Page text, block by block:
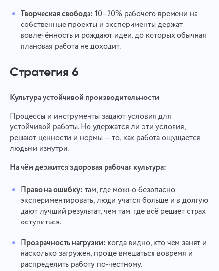
Творческая свобода: 10–20% рабочего времени на
собственные проекты и эксперименты держат
вовлечённость и рождают идеи, до которых обычная
плановая работа не доходит.
Стратегия 6
Культура устойчивой производительности
Процессы и инструменты задают условия для
устойчивой работы. Но удержатся ли эти условия,
решают ценности и нормы — то, как работа ощущается
людьми изнутри.
На чём держится здоровая рабочая культура:
Право на ошибку: там, где можно безопасно
экспериментировать, люди учатся больше и в долгую
дают лучший результат, чем там, где всё решает страх
оступиться.
Прозрачность нагрузки: когда видно, кто чем занят и
насколько загружен, проще вмешаться вовремя и
распределить работу по-честному.